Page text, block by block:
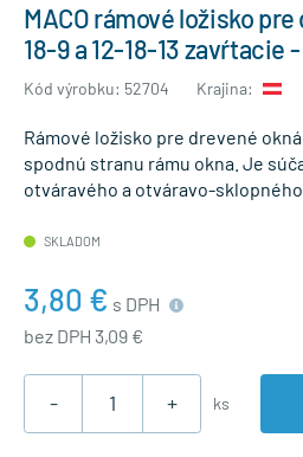
MACO rámové ložisko
18-9 a 12-18-13 zavŕtacie
Kód výrobku: 52704 Krajina:
Rámové ložisko pre drevené
spodnú stranu rámu okna. Je
otváravého a otváravo-sklopného
SKLADOM
3,80 € s DPH
bez DPH 3,09 €
- + ks